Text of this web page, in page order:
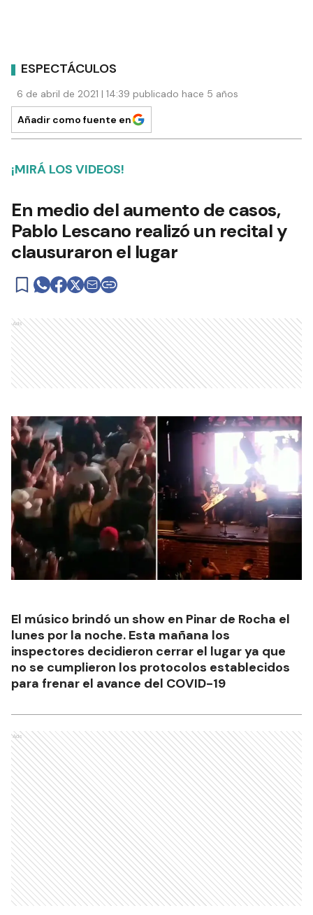
ESPECTÁCULOS
6 de abril de 2021 | 14:39 publicado hace 5 años
Añadir como fuente en
¡MIRÁ LOS VIDEOS!
En medio del aumento de casos,
Pablo Lescano realizó un recital y
clausuraron el lugar
Ads
El músico brindó un show en Pinar de Rocha el
lunes por la noche. Esta mañana los
inspectores decidieron cerrar el lugar ya que
no se cumplieron los protocolos establecidos
para frenar el avance del COVID-19
Ads